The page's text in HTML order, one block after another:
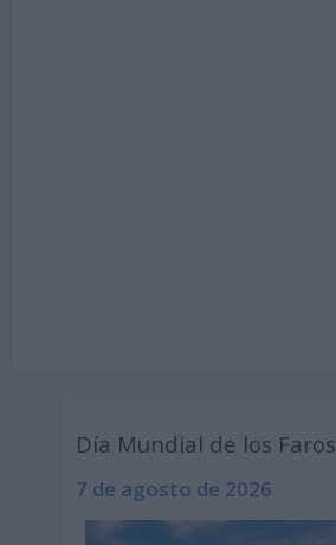
Día Mundial de los Faros
7 de agosto de 2026